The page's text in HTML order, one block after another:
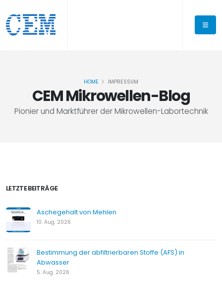
CEM Mikrowellen-Blog
Pionier und Marktführer der Mikrowellen-Labortechnik
HOME IMPRESSUM
LETZTE BEITRÄGE
Aschegehalt von Mehlen
10. Aug. 2026
Bestimmung der abfiltrierbaren Stoffe (AFS) in
Abwasser
5. Aug. 2026